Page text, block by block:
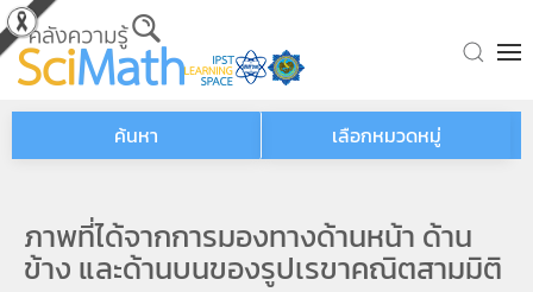
Skip to main content
ค้นหา เลือกหมวดหมู่
ภาพที่ได้จากการมองทางด้านหน้า ด้าน
ข้าง และด้านบนของรูปเรขาคณิตสามมิติ